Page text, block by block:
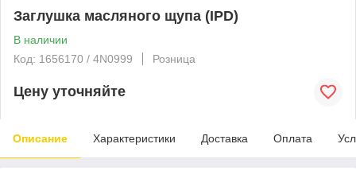
Заглушка масляного щупа (IPD)
В наличии
Код: 1656170 / 4N0999
Розница
Цену уточняйте
Описание Характеристики Доставка Оплата